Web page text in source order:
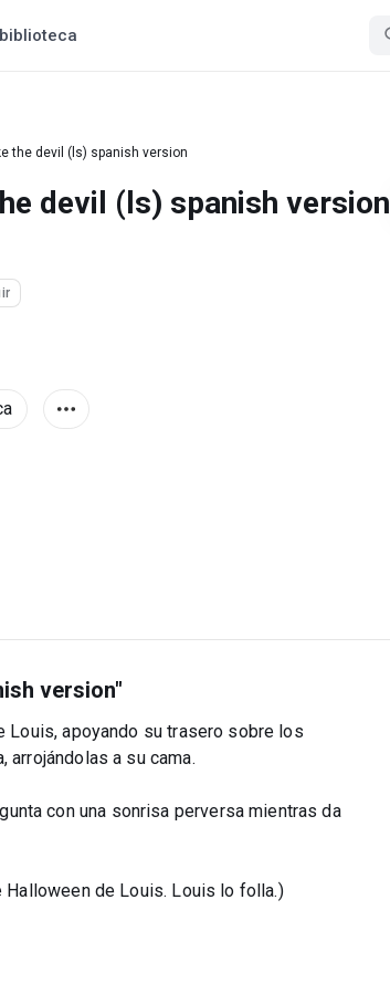
the devil (ls) spanish version
devil (ls) spanish version
version"
Louis, apoyando su trasero sobre los
a su cama.
con una sonrisa perversa mientras da
de Louis. Louis lo folla.)